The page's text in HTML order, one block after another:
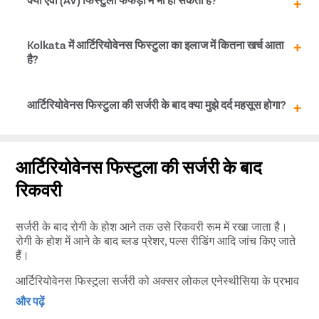
आकार के धमनी भगंदर के इलाज में देरी करने से ब्लड क्लॉट, पैर में दर्द,
फेफड़ों की धमनियां और नसे भी आपस में एक असामन्य जोड़ विकसित
कर सकती है। इसे पल्मोनरी आर्टिरियोवेनस फिस्टुला कहते हैं।
Kolkata में आर्टिरियोवेनस फिस्टुला का इलाज में कितना खर्च आता
है?
आमतौर पर यह फिस्टुला की गंभीरता और इलाज की प्रक्रिया पर
निर्भर करता है। इसके अलावा फिस्टुला की पोजीशन भी कीमत को
करें।
आर्टिरियोवेनस फिस्टुला की सर्जरी के बाद क्या मुझे दर्द महसूस होगा?
को नियंत्रण में रखने के लिए डॉक्टर कुछ गोलियां दे सकता है।
हालाँकि, इस बात का ध्यान रखें कि किसी गैर-निर्धारित गोली का सेवन
न करें।
आर्टिरियोवेनस फिस्टुला की सर्जरी के बाद
रिकवरी
सर्जरी के बाद रोगी के होश आने तक उसे रिकवरी रूम में रखा जाता है।
रोगी के होश में आने के बाद ब्लड प्रेशर, पल्स रीडिंग आदि जांच किए जाते
हैं।
आर्टिरियोवेनस फिस्टुला सर्जरी को अक्सर लोकल एनेस्थीसिया के प्रभाव
में संपन्न किया जाता है, जिससे अधिकांश रोगी उसी दिन घर जा पाने में
सक्षम होते हैं। हालांकि, डॉक्टर आपकी उम्र, स्थिति और चिकित्सा
और पढ़ें